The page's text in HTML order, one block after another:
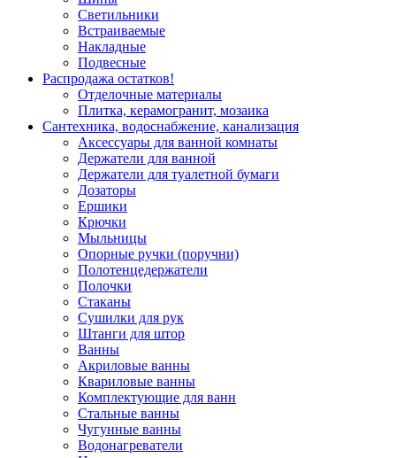
Светильники
Встраиваемые
Накладные
Подвесные
Распродажа остатков!
Отделочные материалы
Плитка, керамогранит, мозаика
Сантехника, водоснабжение, канализация
Аксессуары для ванной комнаты
Держатели для ванной
Держатели для туалетной бумаги
Дозаторы
Ершики
Крючки
Мыльницы
Опорные ручки (поручни)
Полотенцедержатели
Полочки
Стаканы
Сушилки для рук
Штанги для штор
Ванны
Акриловые ванны
Квариловые ванны
Комплектующие для ванн
Стальные ванны
Чугунные ванны
Водонагреватели